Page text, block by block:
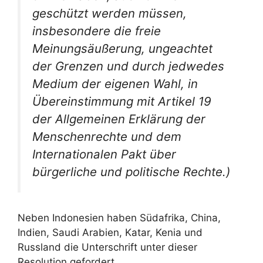
geschützt werden müssen,
insbesondere die freie
Meinungsäußerung, ungeachtet
der Grenzen und durch jedwedes
Medium der eigenen Wahl, in
Übereinstimmung mit Artikel 19
der Allgemeinen Erklärung der
Menschenrechte und dem
Internationalen Pakt über
bürgerliche und politische Rechte.)
Neben Indonesien haben Südafrika, China,
Indien, Saudi Arabien, Katar, Kenia und
Russland die Unterschrift unter dieser